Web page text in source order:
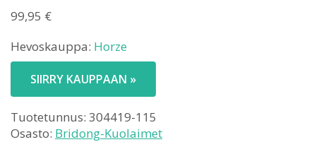
99,95 €
Hevoskauppa: Horze
SIIRRY KAUPPAAN »
Tuotetunnus: 304419-115
Osasto: Bridong-Kuolaimet